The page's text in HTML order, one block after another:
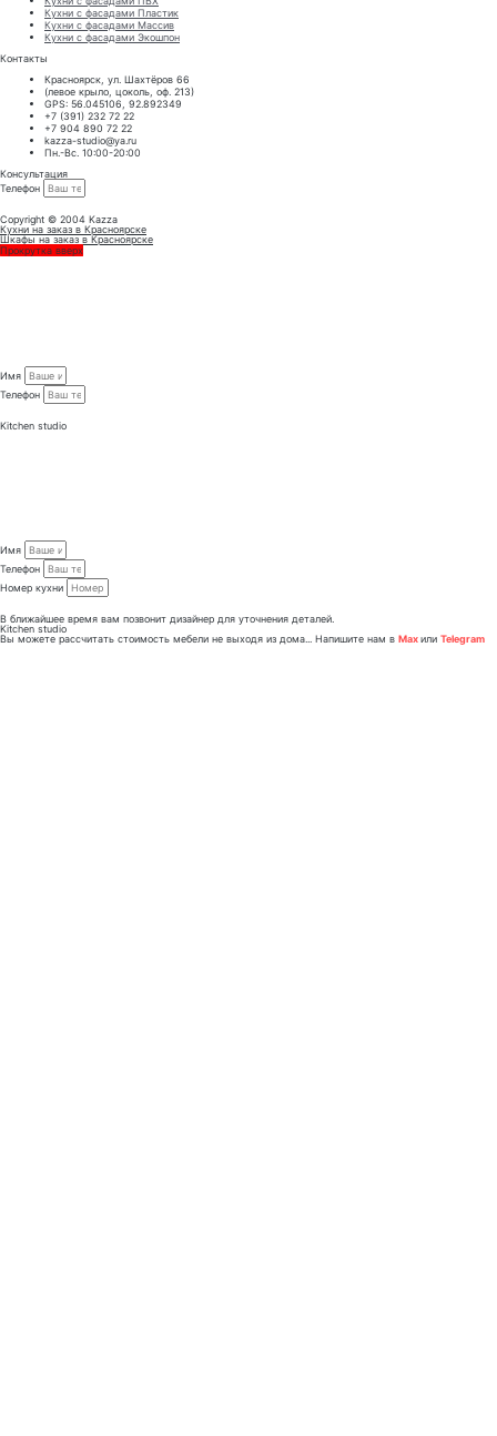
Кухни с фасадами Пластик
Кухни с фасадами Массив
Кухни с фасадами Экошпон
Контакты
Красноярск, ул. Шахтёров 66
(левое крыло, цоколь, оф. 213)
GPS: 56.045106, 92.892349
+7 (391) 232 72 22
+7 904 890 72 22
kazza-studio@ya.ru
Пн.-Вс. 10:00-20:00
Консультация
Телефон
Copyright © 2004 Kazza
Кухни на заказ в Красноярске
Шкафы на заказ в Красноярске
Прокрутка вверх
Имя
Телефон
Kitchen studio
Имя
Телефон
Номер кухни
В ближайшее время вам позвонит дизайнер для уточнения деталей.
Kitchen studio
Вы можете рассчитать стоимость мебели не выходя из дома... Напишите нам в Maxили Telegram